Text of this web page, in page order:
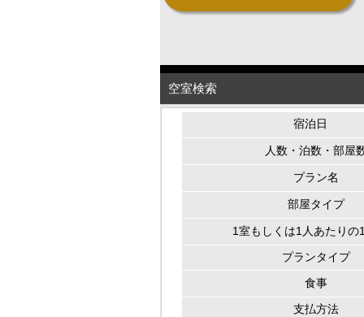
空室検索
宿泊日
人数・泊数・部屋
プラン名
部屋タイプ
1室もしくは1人あたりの
プランタイプ
食事
支払方法